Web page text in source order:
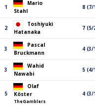
1
Mario
Stahl
8 (7/
2
Toshiyuki
Hatanaka
7 (5/
3
Pascal
Bruckmann
4 (3/
3
Wahid
Nawabi
5 (4/
5
Olaf
Köster
TheGamblers
4 (3/